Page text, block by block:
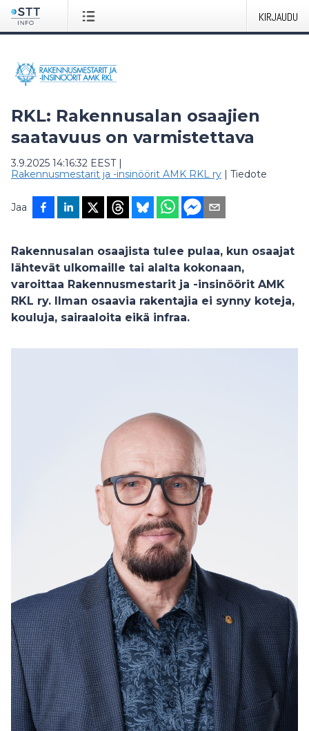
KIRJAUDU
RKL: Rakennusalan osaajien
saatavuus on varmistettava
3.9.2025 14:16:32 EEST|
Rakennusmestarit ja -insinöörit AMK RKL ry | Tiedote
Jaa
Rakennusalan osaajista tulee pulaa, kun osaajat
lähtevät ulkomaille tai alalta kokonaan,
varoittaa Rakennusmestarit ja -insinöörit AMK
RKL ry. Ilman osaavia rakentajia ei synny koteja,
kouluja, sairaaloita eikä infraa.